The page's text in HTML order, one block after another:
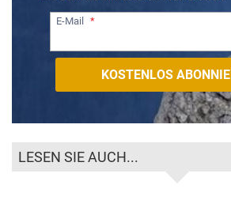
E-Mail
LESEN SIE AUCH...